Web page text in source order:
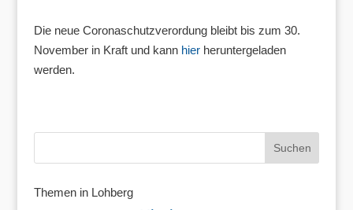
Die neue Coronaschutzverordung bleibt bis zum 30.
November in Kraft und kann hierheruntergeladen
werden.
Themen in Lohberg